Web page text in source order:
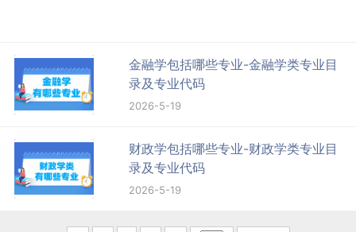
金融学包括哪些专业-金融学类专业目
录及专业代码
2026-5-19
财政学包括哪些专业-财政学类专业目
录及专业代码
2026-5-19